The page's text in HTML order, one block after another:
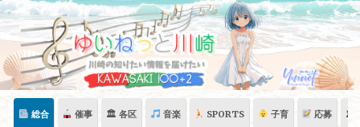
Skip
content
総合 催事 🏛 各区 音楽 SPORTS 子育 応募 🏛